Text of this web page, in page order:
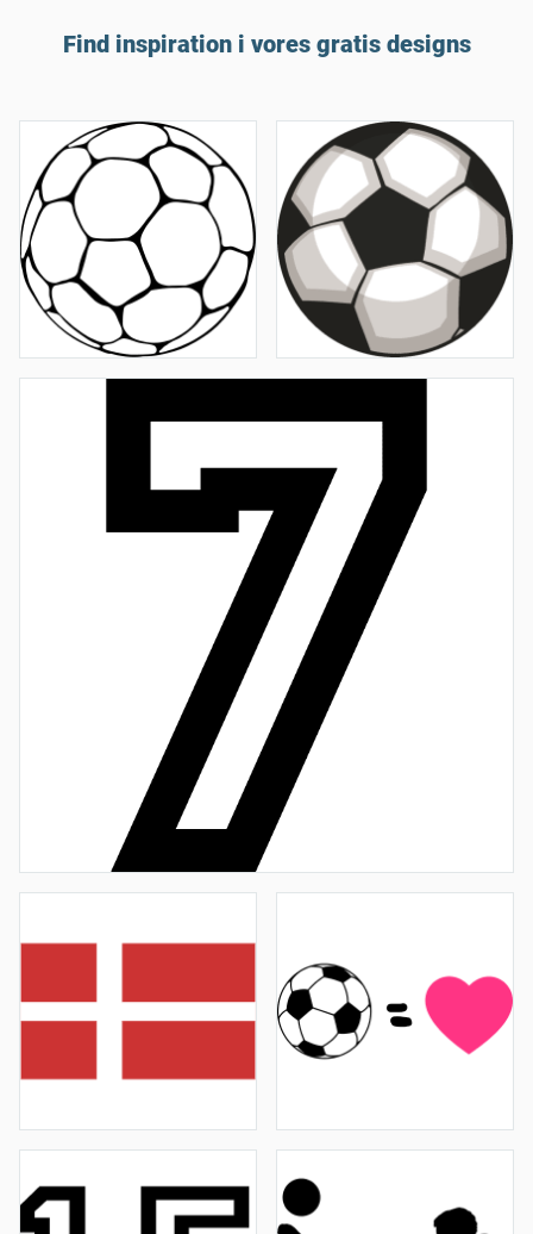
Find inspiration i vores gratis designs